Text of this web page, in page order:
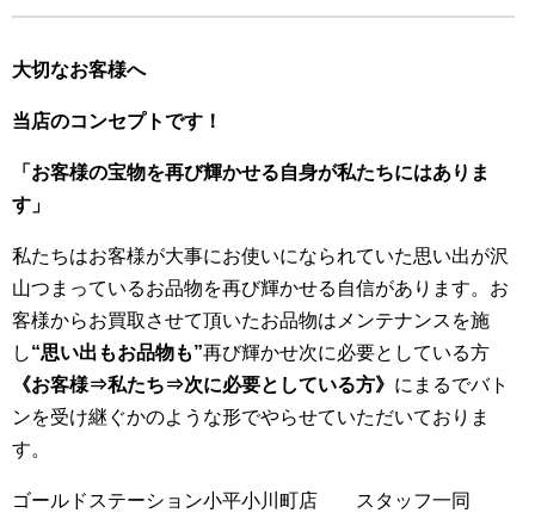
大切なお客様へ
当店のコンセプトです！
「お客様の宝物を再び輝かせる自身が私たちにはありま
す」
私たちはお客様が大事にお使いになられていた思い出が沢
山つまっているお品物を再び輝かせる自信があります。お
客様からお買取させて頂いたお品物はメンテナンスを施
し“思い出もお品物も”再び輝かせ次に必要としている方
《お客様⇒私たち⇒次に必要としている方》 にまるでバト
ンを受け継ぐかのような形でやらせていただいておりま
す。
ゴールドステーション小平小川町店 スタッフ一同